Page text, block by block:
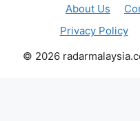
About Us
Privacy Policy
© 2026